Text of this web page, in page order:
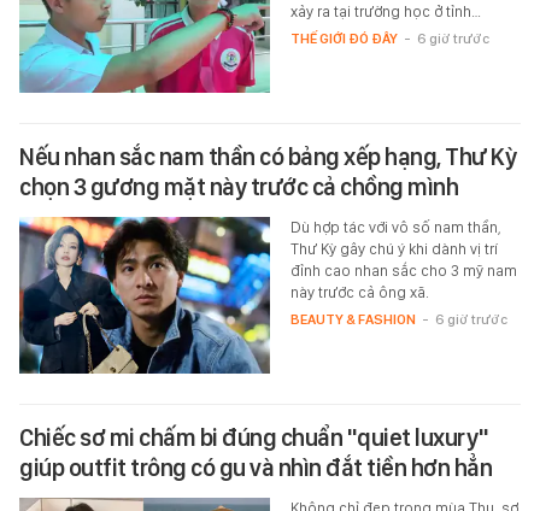
xảy ra tại trường học ở tỉnh…
THẾ GIỚI ĐÓ ĐÂY - 6 giờ trước
Nếu nhan sắc nam thần có bảng xếp hạng, Thư Kỳ
chọn 3 gương mặt này trước cả chồng mình
Dù hợp tác với vô số nam thần,
Thư Kỳ gây chú ý khi dành vị trí
đỉnh cao nhan sắc cho 3 mỹ nam
này trước cả ông xã.
BEAUTY & FASHION - 6 giờ trước
Chiếc sơ mi chấm bi đúng chuẩn "quiet luxury"
giúp outfit trông có gu và nhìn đắt tiền hơn hẳn